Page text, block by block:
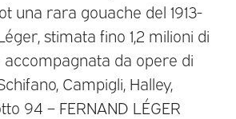
una rara gouache del 1913-
stimata fino 1,2 milioni di
accompagnata da opere di
Campigli, Halley,
94 – FERNAND LÉGER